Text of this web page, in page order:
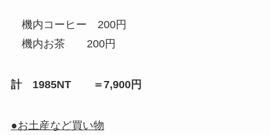
機内コーヒー 200円
機内お茶 200円
計 1985NT ＝7,900円
●お土産など買い物